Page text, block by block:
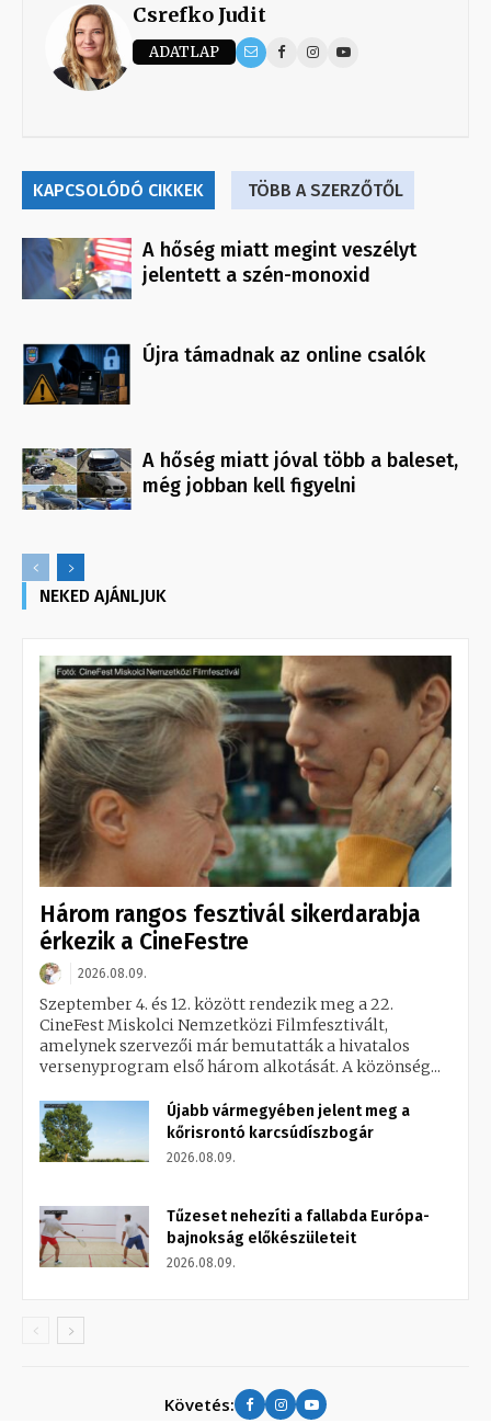
Csrefko Judit
ADATLAP
KAPCSOLÓDÓ CIKKEK TÖBB A SZERZŐTŐL
A hőség miatt megint veszélyt
jelentett a szén-monoxid
Újra támadnak az online csalók
A hőség miatt jóval több a baleset,
még jobban kell figyelni
NEKED AJÁNLJUK
Három rangos fesztivál sikerdarabja
érkezik a CineFestre
2026.08.09.
Szeptember 4. és 12. között rendezik meg a 22.
CineFest Miskolci Nemzetközi Filmfesztivált,
amelynek szervezői már bemutatták a hivatalos
versenyprogram első három alkotását. A közönség...
Újabb vármegyében jelent meg a
kőrisrontó karcsúdíszbogár
2026.08.09.
Tűzeset nehezíti a fallabda Európa-
bajnokság előkészületeit
2026.08.09.
Követés: